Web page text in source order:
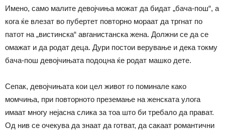
Имено, само малите девојчиња можат да бидат „бача-пош“, а
кога ќе влезат во пубертет повторно мораат да тргнат по
патот на „вистинска“ авганистанска жена. Должни се да се
омажат и да родат деца. Дури постои верување и дека токму
бача-пош девојчињата подоцна ќе родат машко дете.
Сепак, девојчињата кои цел живот го поминале како
момчиња, при повторното преземање на женската улога
имаат многу нејасна слика за тоа што би требало да прават.
Од нив се очекува да знаат да готват, да сакаат романтични